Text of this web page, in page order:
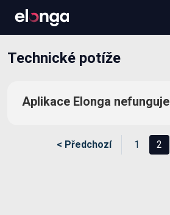
Technické potíže
Aplikace Elonga nefunguje
< Předchozí 1 2